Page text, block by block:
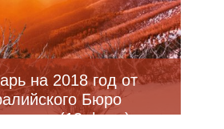
на 2018 год от
Бюро
(13 фото)